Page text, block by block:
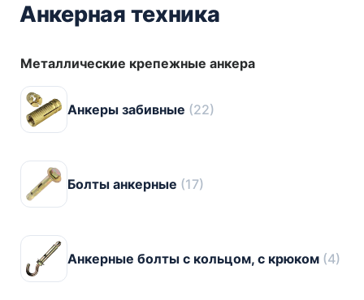
Анкерная техника
Металлические крепежные анкера
Анкеры забивные (22)
Болты анкерные (17)
Анкерные болты с кольцом, с крюком (4)